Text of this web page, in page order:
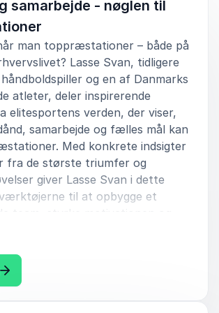
Jens Christensen
Vejle Boldklub
op til vores tårnhøje forventninger
gav hans sig god til til at tilhørerne
taget billeder m.v. Den største
anbefaling herfra<3
Karin hansen-Schwartz
Kommune, Esbjerg Ung (Aktiv Fritid)
Lasse Svan er meget inspirerende.
og interessenter havde et godt
samarbejde - nøglen til
man toppræstationer – både på
Lasse Svan, tidligere
og en af Danmarks
atleter, deler inspirerende
elitesportens verden, der viser,
samarbejde og fælles mål kan
Med konkrete indsigter
fra de største triumfer og
giver Lasse Svan i dette
til at opbygge et
team, styrke motivationen og
i samme retning for at nå
til et engagerende og lærerigt
skaber motivation og giver værdi
: Lasse Svan Holdånd og samarbejde